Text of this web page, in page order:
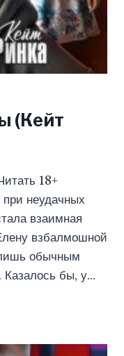
(Кейт
18+
неудачных
взаимная
взбалмошной
обычным
Казалось бы, у…